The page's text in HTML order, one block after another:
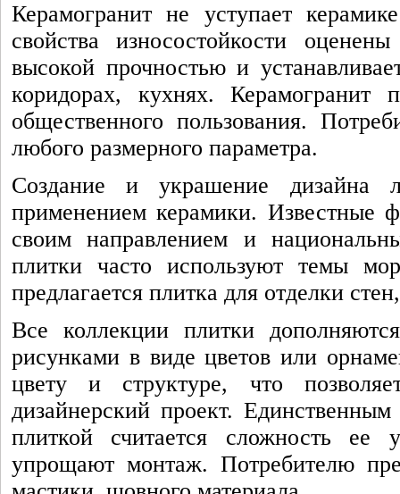
Керамогранит не уступает
свойства износостойкости
высокой прочностью и
коридорах, кухнях. Керамогранит
общественного пользования.
любого размерного параметра.
Создание и украшение дизайна
применением керамики. Известные
своим направлением и
плитки часто используют темы
предлагается плитка для отделки
Все коллекции плитки
рисунками в виде цветов или
цвету и структуре, что
дизайнерский проект.
плиткой считается сложность ее
упрощают монтаж. Потребителю